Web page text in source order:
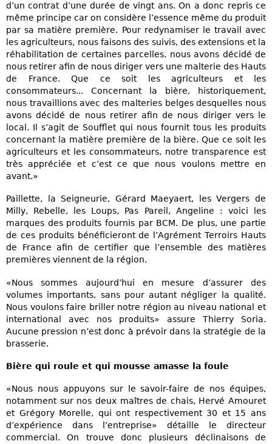
d’un contrat d’une durée de vingt ans. On a donc repris ce
même principe car on considère l’essence même du produit
par sa matière première. Pour redynamiser le travail avec
les agriculteurs, nous faisons des suivis, des extensions et la
réhabilitation de certaines parcelles. nous avons décidé de
nous retirer afin de nous diriger vers une malterie des Hauts
de France. Que ce soit les agriculteurs et les
consommateurs... Concernant la bière, historiquement,
nous travaillions avec des malteries belges desquelles nous
avons décidé de nous retirer afin de nous diriger vers le
local. Il s’agit de Soufflet qui nous fournit tous les produits
concernant la matière première de la bière. Que ce soit les
agriculteurs et les consommateurs, notre transparence est
très appréciée et c’est ce que nous voulons mettre en
avant.»
Paillette, la Seigneurie, Gérard Maeyaert, les Vergers de
Milly, Rebelle, les Loups, Pas Pareil, Angeline : voici les
marques des produits fournis par BCM. De plus, une partie
de ces produits bénéficieront de l’Agrément Terroirs Hauts
de France afin de certifier que l’ensemble des matières
premières viennent de la région.
«Nous sommes aujourd’hui en mesure d’assurer des
volumes importants, sans pour autant négliger la qualité.
Nous voulons faire briller notre région au niveau national et
international avec nos produits» assure Thierry Soria.
Aucune pression n’est donc à prévoir dans la stratégie de la
brasserie.
Bière qui roule et qui mousse amasse la foule
«Nous nous appuyons sur le savoir-faire de nos équipes,
notamment sur nos deux maîtres de chais, Hervé Amouret
et Grégory Morelle, qui ont respectivement 30 et 15 ans
d’expérience dans l’entreprise» détaille le directeur
commercial. On trouve donc plusieurs déclinaisons de